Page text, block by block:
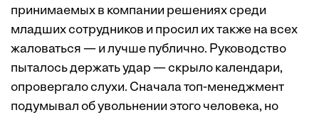
принимаемых в компании решениях среди
младших сотрудников и просил их также на всех
жаловаться — и лучше публично. Руководство
пыталось держать удар — скрыло календари,
опровергало слухи. Сначала топ-менеджмент
подумывал об увольнении этого человека, но